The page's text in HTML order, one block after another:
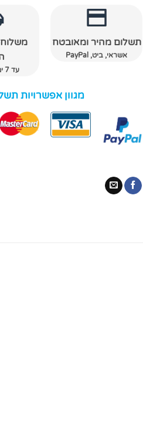
תשלום מהיר ומאובטח
אשראי, ביט, PayPal
עד 7 ימי עסקים**
מגוון אפשרויות